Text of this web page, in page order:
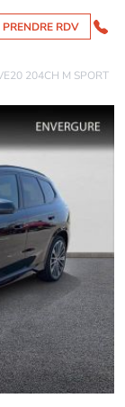
PRENDRE RDV
204CH M SPORT